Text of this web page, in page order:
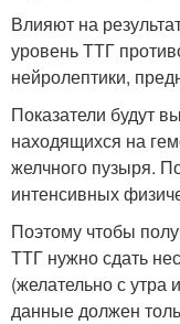
Влияют на
уровень ТТГ
нейролептики,
Показатели будут
находящихся на
желчного пузыря.
интенсивных
Поэтому чтобы
ТТГ нужно сдать
(желательно с утра
данные должен